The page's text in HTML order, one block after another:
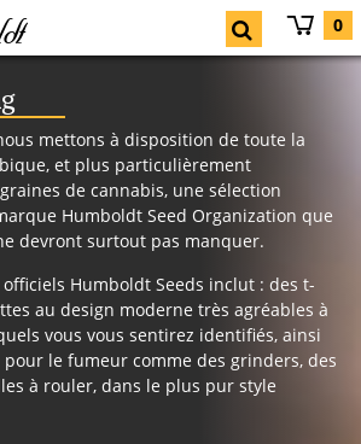
0
mettons à disposition de toute la
et plus particulièrement
de cannabis, une sélection
Humboldt Seed Organization que
devront surtout pas manquer.
Humboldt Seeds inclut : des t-
au design moderne très agréables à
vous vous sentirez identifiés, ainsi
pour le fumeur comme des grinders, des
à rouler, dans le plus pur style